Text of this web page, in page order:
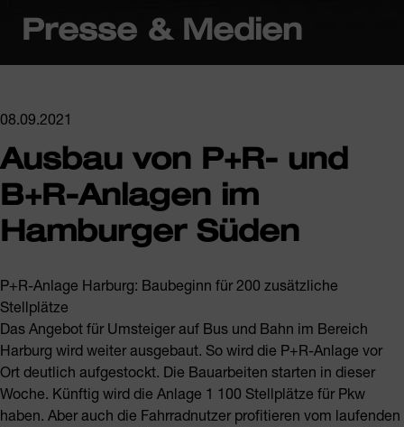
Presse & Medien
08.09.2021
Ausbau von P+R- und
B+R-Anlagen im
Hamburger Süden
P+R-Anlage Harburg: Baubeginn für 200 zusätzliche
Stellplätze
Das Angebot für Umsteiger auf Bus und Bahn im Bereich
Harburg wird weiter ausgebaut. So wird die P+R-Anlage vor
Ort deutlich aufgestockt. Die Bauarbeiten starten in dieser
Woche. Künftig wird die Anlage 1 100 Stellplätze für Pkw
haben. Aber auch die Fahrradnutzer profitieren vom laufenden